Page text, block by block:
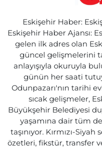
Eskişehir Haber:
Eskişehir Haber Ajansı:
gelen ilk adres olan
güncel gelişmelerini
anlayışıyla okuruyla
günün her saati
Odunpazarı'nın tarihi
sıcak gelişmeler,
Büyükşehir Belediyesi
yaşamına dair tüm
taşınıyor. Kırmızı-
özetleri, fikstür, transfer